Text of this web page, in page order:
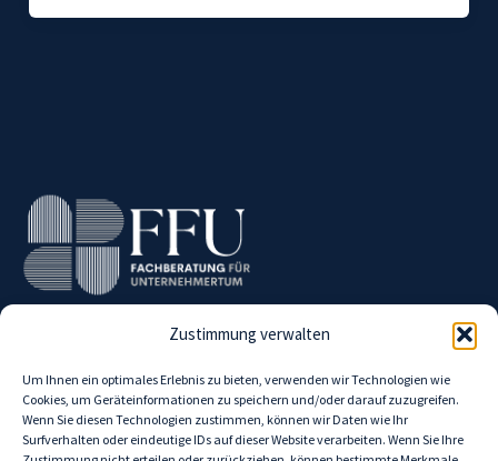
Zustimmung verwalten
Um Ihnen ein optimales Erlebnis zu bieten, verwenden wir Technologien wie
Cookies, um Geräteinformationen zu speichern und/oder darauf zuzugreifen.
Wenn Sie diesen Technologien zustimmen, können wir Daten wie Ihr
Surfverhalten oder eindeutige IDs auf dieser Website verarbeiten. Wenn Sie Ihre
Gespräch